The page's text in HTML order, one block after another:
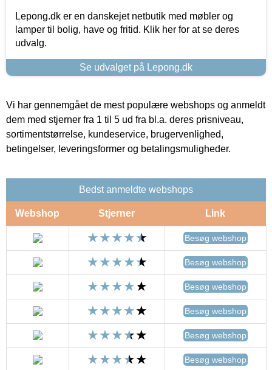
Lepong.dk er en danskejet netbutik med møbler og
lamper til bolig, have og fritid. Klik her for at se deres
udvalg.
Se udvalget på Lepong.dk
Vi har gennemgået de mest populære webshops og anmeldt
dem med stjerner fra 1 til 5 ud fra bl.a. deres prisniveau,
sortimentstørrelse, kundeservice, brugervenlighed,
betingelser, leveringsformer og betalingsmuligheder.
Bedst anmeldte webshops
Webshop Stjerner Link
Besøg webshop
Besøg webshop
Besøg webshop
Besøg webshop
Besøg webshop
Besøg webshop